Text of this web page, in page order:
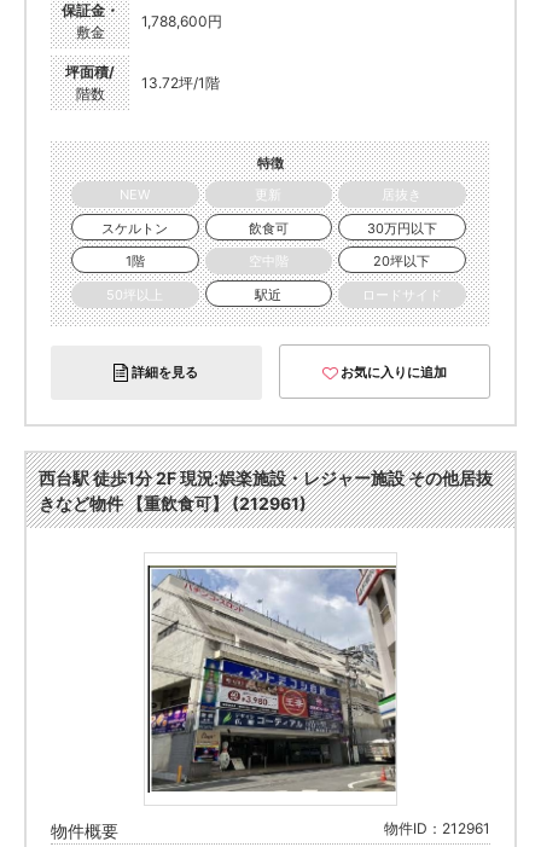
保証金・
敷金
1,788,600円
坪面積/
階数
13.72坪/1階
特徴
NEW
更新
居抜き
スケルトン
飲食可
30万円以下
1階
空中階
20坪以下
50坪以上
駅近 ロードサイド
詳細を見る お気に入りに追加
西台駅 徒歩1分 2F 現況:娯楽施設・レジャー施設 その他居抜
きなど物件 【重飲食可】 (212961)
物件概要 物件ID：212961